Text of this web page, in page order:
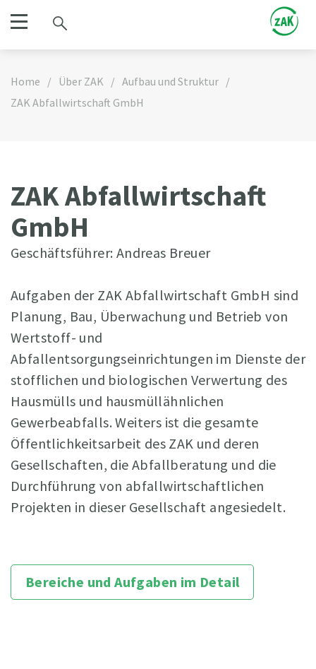
Home / Über ZAK / Aufbau und Struktur /
ZAK Abfallwirtschaft GmbH
ZAK Abfallwirtschaft
GmbH
Geschäftsführer: Andreas Breuer
Aufgaben der ZAK Abfallwirtschaft GmbH sind
Planung, Bau, Überwachung und Betrieb von
Wertstoff- und
Abfallentsorgungseinrichtungen im Dienste der
stofflichen und biologischen Verwertung des
Hausmülls und hausmüllähnlichen
Gewerbeabfalls. Weiters ist die gesamte
Öffentlichkeitsarbeit des ZAK und deren
Gesellschaften, die Abfallberatung und die
Durchführung von abfallwirtschaftlichen
Projekten in dieser Gesellschaft angesiedelt.
Bereiche und Aufgaben im Detail